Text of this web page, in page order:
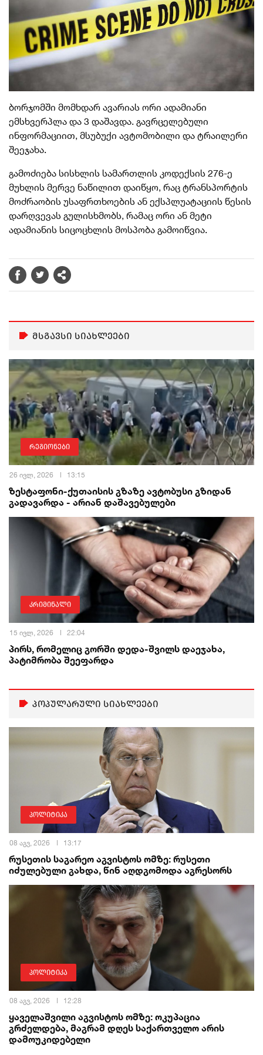
ბორჯომში მომხდარ ავარიას ორი ადამიანი
ემსხვერპლა და 3 დაშავდა. გავრცელებული
ინფორმაციით, მსუბუქი ავტომობილი და ტრაილერი
შეეჯახა.
გამოძიება სისხლის სამართლის კოდექსის 276-ე
მუხლის მერვე ნაწილით დაიწყო, რაც ტრანსპორტის
მოძრაობის უსაფრთხოების ან ექსპლუატაციის წესის
დარღვევას გულისხმობს, რამაც ორი ან მეტი
ადამიანის სიცოცხლის მოსპობა გამოიწვია.
მსგავსი სიახლეები
რეგიონები
26 ივლ, 2026 13:15
ზესტაფონი-ქუთაისის გზაზე ავტობუსი გზიდან
გადავარდა - არიან დაშავებულები
კრიმინალი
15 ივლ, 2026 22:04
პირს, რომელიც გორში დედა-შვილს დაეჯახა,
პატიმრობა შეეფარდა
პოპულარული სიახლეები
პოლიტიკა
08 აგვ, 2026 13:17
რუსეთის საგარეო აგვისტოს ომზე: რუსეთი
იძულებული გახდა, წინ აღდგომოდა აგრესორს
პოლიტიკა
08 აგვ, 2026 12:28
ყაველაშვილი აგვისტოს ომზე: ოკუპაცია
გრძელდება, მაგრამ დღეს საქართველო არის
დამოუკიდებელი